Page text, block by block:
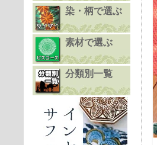
染・柄で選ぶ
素材で選ぶ
分類別一覧